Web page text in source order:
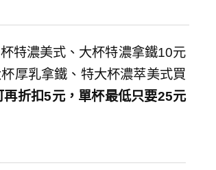
特濃美式、大杯特濃拿鐵10元
厚乳拿鐵、特大杯濃萃美式買
折扣5元，單杯最低只要25元